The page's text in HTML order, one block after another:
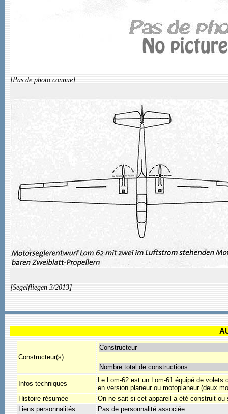
[Pas de photo connue]
[Segelfliegen 3/2013]
Constructeur(s)
Constructeur
Nombre total de constructions
Infos techniques
Le Lom-62 est un Lom-61 équipé de
en version planeur ou motoplaneur (deux
Histoire résumée
On ne sait si cet appareil a été construit
Liens personnalités
Pas de personnalité associée